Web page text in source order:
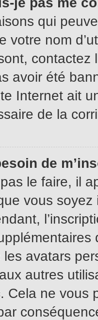
qui
votre nom
avoir été
Internet ait
de la
de
le faire, il
vous
avatars
aux autres
Cela ne vous